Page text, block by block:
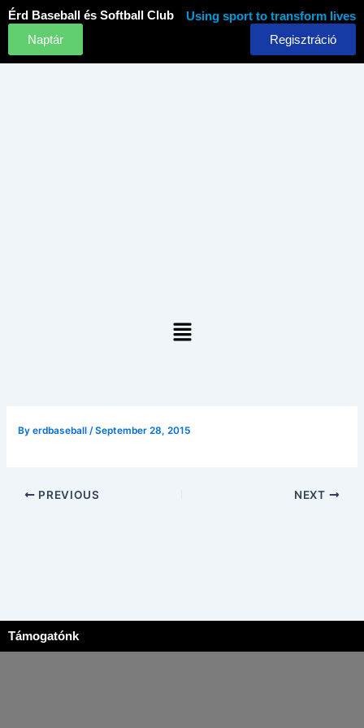
Skip
to
content
Érd Baseball és Softball Club
Using sport to transform lives
Naptár
Regisztráció
Menu
Byerdbaseball /September 28, 2015
PREVIOUS NEXT
Támogatónk